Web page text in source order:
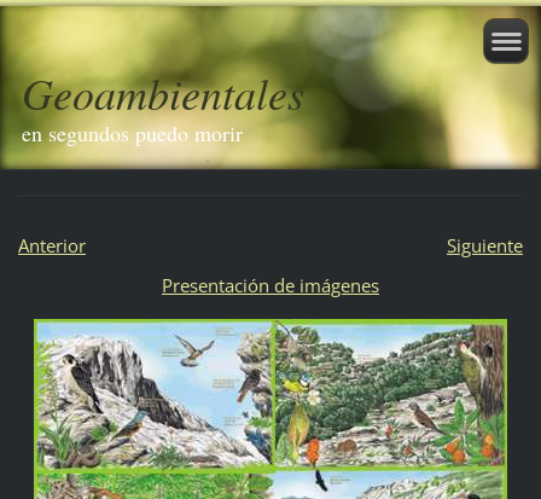
Geoambientales
en segundos puedo morir
Anterior
Siguiente
Presentación de imágenes